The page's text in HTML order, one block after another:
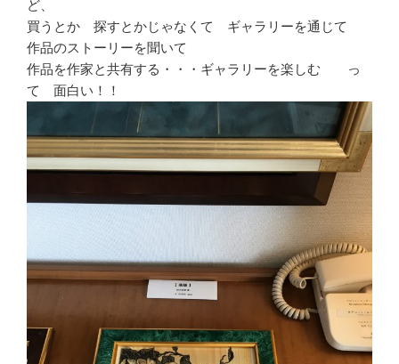
ど、
買うとか 探すとかじゃなくて ギャラリーを通じて
作品のストーリーを聞いて
作品を作家と共有する・・・ギャラリーを楽しむ っ
て 面白い！！